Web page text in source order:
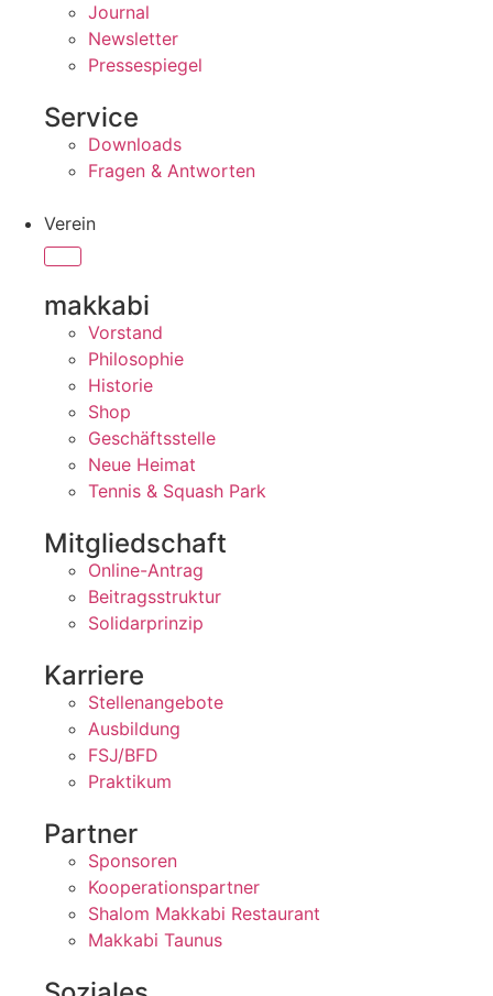
Journal
Newsletter
Pressespiegel
Service
Downloads
Fragen & Antworten
Verein
makkabi
Vorstand
Philosophie
Historie
Shop
Geschäftsstelle
Neue Heimat
Tennis & Squash Park
Mitgliedschaft
Online-Antrag
Beitragsstruktur
Solidarprinzip
Karriere
Stellenangebote
Ausbildung
FSJ/BFD
Praktikum
Partner
Sponsoren
Kooperationspartner
Shalom Makkabi Restaurant
Makkabi Taunus